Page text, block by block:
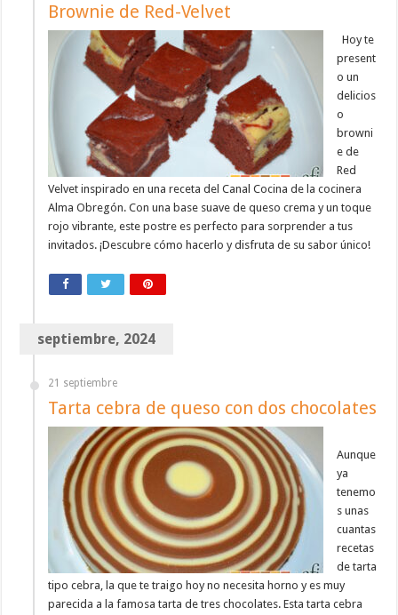
Brownie de Red-Velvet
Hoy te
present
o un
delicios
o
browni
e de
Red
Velvet inspirado en una receta del Canal Cocina de la cocinera
Alma Obregón. Con una base suave de queso crema y un toque
rojo vibrante, este postre es perfecto para sorprender a tus
invitados. ¡Descubre cómo hacerlo y disfruta de su sabor único!
septiembre, 2024
21 septiembre
Tarta cebra de queso con dos chocolates
Aunque
ya
tenemo
s unas
cuantas
recetas
de tarta
tipo cebra, la que te traigo hoy no necesita horno y es muy
parecida a la famosa tarta de tres chocolates. Esta tarta cebra